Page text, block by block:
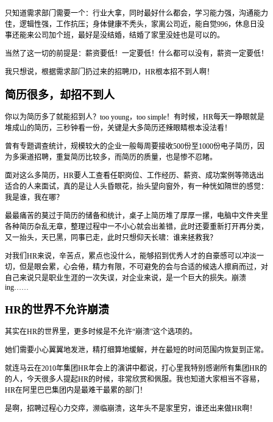
只知道需求部门需要一个：行业大拿，同时最好什么都会，学习能力强，沟通能力
佳，逻辑性强，工作抗压；身体健康不秃头，家离公司近，能自觉996，休息日没
事还能来公司加个班，最好是没结婚，结婚了家里没娃也是可以的。
当然了这一切的前提是：薪资要低！一定要低！什么都可以没有，薪资一定要低！
我只想说，根据需求部门扔过来的招聘JD，HR根本招不到人啊！
简历很多，却招不到人
你以为简历多了就能招到人？too young，too simple！有时候，HR每天一睁眼就是
堆成山的简历，三秒钟看一份，关键是大多简历还辣眼睛根本没法看！
曾有专题调查统计，规模较大的企业一般每周要接收500份至1000份电子简历，因
为多渠道招聘，重复简历比较多，而简历的质量，也是惨不忍睹。
面对这么多简历，HR要人工查看任职岗位、工作经历、薪资、成功案例等筛选出
适合的人来面试，真的是让人头昏眼花，抬头望向窗外，有一种恍如隔世的感觉：
我是谁，我在哪？
最最痛苦的莫过于简历的储备和统计，桌子上简历堆了厚厚一摞，电脑中文件夹里
各种简历杂乱无章，整理过程中一不小心就会出差错，此时还要重新打开再分类，
又一抬头，天已黑，同事已走，此时只想仰天长啸：谁来拯救我？
对我们HR来说，辛苦点，累点也没什么，能够招到优秀人才的自豪感可以冲淡一
切，但是眼会累，心会倦，精力有限，不可避免的会与合适的候选人擦肩而过，对
自己来说只是职业生涯的一次失误，对企业来说，是一个巨大的损失。崩溃
ing……
HR的世界不允许崩溃
其实在HR的世界里，更多时候是不允许“崩溃”这个选项的。
她们需要小心翼翼地发泄，精打细算地缓解，并在最短的时间范围内恢复到正常。
就连马云在2010年集团HR年会上的演讲中都说，打心里我特别感谢所有集团HR的
的人，今天很多人提起HR的时候，非常欣赏和佩服。我也知道大家相当不容易，
HR在阿里巴巴集团内是最难干最累的部门！
是啊，招聘过程心力交瘁，濒临崩溃，这年头不是家里穷，谁还出来做HR啊！